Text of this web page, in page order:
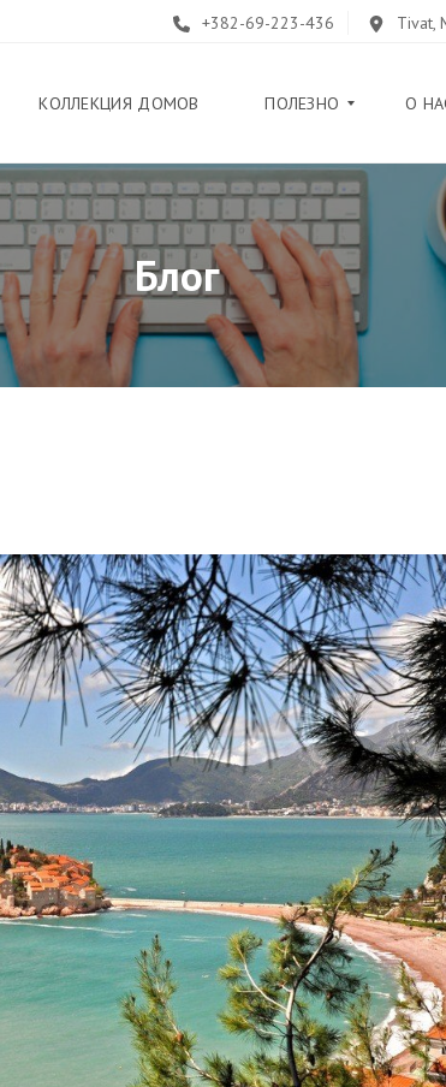
+382-69-223-436 Tivat,
КОЛЛЕКЦИЯ ДОМОВ ПОЛЕЗНО
Л
О
Г
П
Т
Л
Ь
П
О
Л
Е
З
Н
А
Я
И
Н
Ф
А
Ц
И
Я
О
Блог